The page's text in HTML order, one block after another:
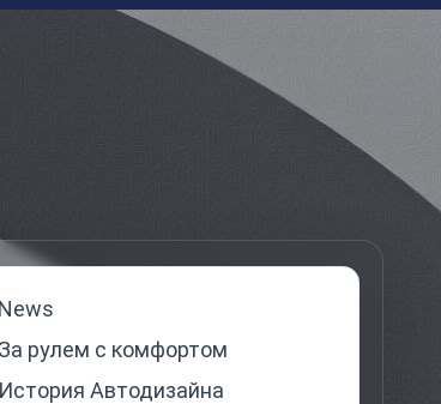
News
За рулем с комфортом
История Автодизайна